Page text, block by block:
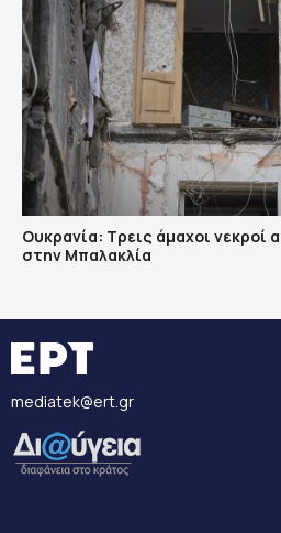
Ουκρανία: Τρεις άμαχοι νεκροί
στην Μπαλακλία
mediatek@ert.gr